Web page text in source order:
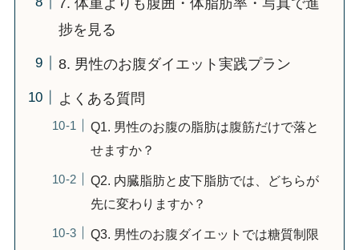
7. 体重よりも腹囲・体脂肪率・写真で進
捗を見る
8. 男性のお腹ダイエット実践プラン
よくある質問
Q1. 男性のお腹の脂肪は腹筋だけで落と
せますか？
Q2. 内臓脂肪と皮下脂肪では、どちらが
先に変わりますか？
Q3. 男性のお腹ダイエットでは糖質制限